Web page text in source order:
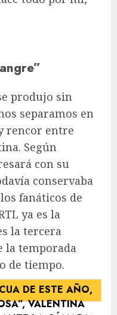
produjo sin
separamos en
rencor entre
Según
con su
conservaba
fanáticos de
ya es la
la tercera
la temporada
de tiempo.